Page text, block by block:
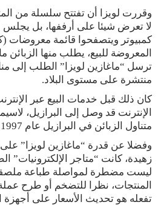
لا تعرض شيئا على أرففها، بل يجلس
كمبيوتر ويتصفحوا قائمة معروضات
المعروضة للبيع، يطلب منها
ترسل “ماغازين لويزا” الطلب إلى
منتشرة على مستوى البلاد.
كان ذلك قبل خدمات البيع عبر
الإنترنت قد وصل إلى البرازيل،
متناول الزبائن في البرازيل عام 1997 فقط.
وفضلا عن قدرة “ماغازين لويزا”
زهيدة، كانت “متاجر الإلكترونيات”
ليست مضطرة لمواصلة طباعة
المنتجات، نظرا للتضخم أو طرح
تفعله هو تحديث الأسعار على أجهزة